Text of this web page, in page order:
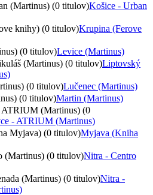
(Martinus) (0 titulov)Košice - Urban
knihy) (0 titulov)Krupina (Ferove
(0 titulov)Levice (Martinus)
(Martinus) (0 titulov)Liptovský
(0 titulov)Lučenec (Martinus)
(0 titulov)Martin (Martinus)
(Martinus) (0
- ATRIUM (Martinus)
Myjava) (0 titulov)Myjava (Kniha
(Martinus) (0 titulov)Nitra - Centro
(Martinus) (0 titulov)Nitra -